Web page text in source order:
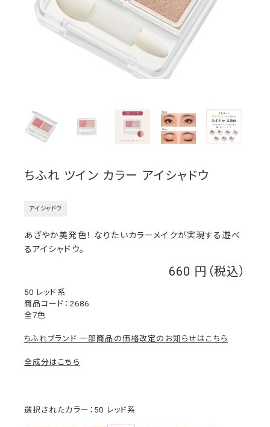
ちふれ ツイン カラー アイシャドウ
アイシャドウ
660
2686
50 レッド系
あざやか美発色！ なりたいカラーメイクが実現する遊べ
るアイシャドウ。
全7色
ちふれブランド 一部商品の価格改定のお知らせはこちら
全成分はこちら
選択されたカラー：50 レッド系